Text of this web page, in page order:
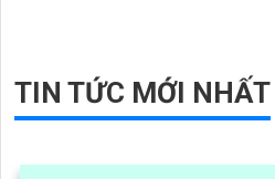
TIN TỨC MỚI NHẤT